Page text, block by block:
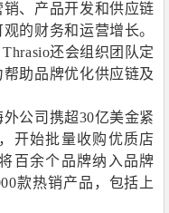
、产品开发和供应链
的财务和运营增长。
Thrasio还会组织团队定
助品牌优化供应链及
外公司携超30亿美金紧
开始批量收购优质店
百余个品牌纳入品牌
款热销产品，包括上